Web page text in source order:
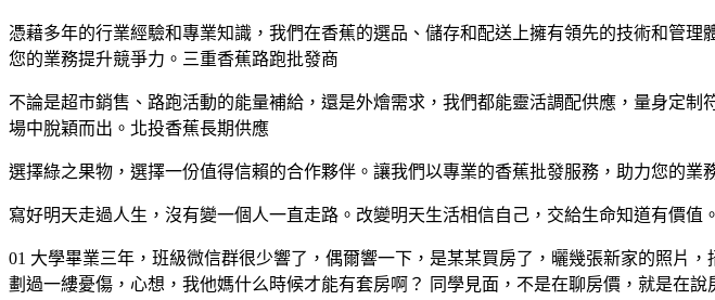
憑藉多年的行業經驗和專業知識，我們在香蕉的選品、儲存和配送上擁有領先的技術和管
您的業務提升競爭力。三重香蕉路跑批發商
不論是超市銷售、路跑活動的能量補給，還是外燴需求，我們都能靈活調配供應，量身定
場中脫穎而出。北投香蕉長期供應
選擇綠之果物，選擇一份值得信賴的合作夥伴。讓我們以專業的香蕉批發服務，助力您的
寫好明天走過人生，沒有變一個人一直走路。改變明天生活相信自己，交給生命知道有價值
01 大學畢業三年，班級微信群很少響了，偶爾響一下，是某某買房了，曬幾張新家的照片
劃過一縷憂傷，心想，我他媽什么時候才能有套房啊？ 同學見面，不是在聊房價，就是在